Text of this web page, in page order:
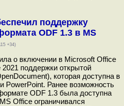
поддержку
ODF 1.3 в MS
+34)
о включении в Microsoft Office
поддержки открытой
которая доступна в
PowerPoint. Ранее возможность
ODF 1.3 была доступна
Office ограничивался